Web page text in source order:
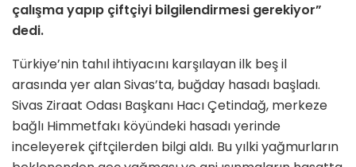
çalışma yapıp çiftçiyi bilgilendirmesi gerekiyor”
dedi.
Türkiye’nin tahıl ihtiyacını karşılayan ilk beş il
arasında yer alan Sivas’ta, buğday hasadı başladı.
Sivas Ziraat Odası Başkanı Hacı Çetindağ, merkeze
bağlı Himmetfakı köyündeki hasadı yerinde
inceleyerek çiftçilerden bilgi aldı. Bu yılki yağmurların